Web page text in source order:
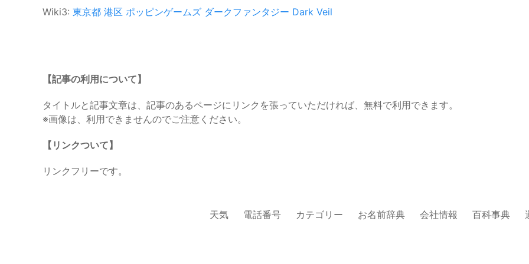
Wiki3: 東京都 港区 ポッピンゲームズ ダークファンタジー Dark Veil
【記事の利用について】
タイトルと記事文章は、記事のあるページにリンクを張っていただければ、無料で利用できます。
※画像は、利用できませんのでご注意ください。
【リンクついて】
リンクフリーです。
天気 電話番号 カテゴリー お名前辞典 会社情報 百科事典